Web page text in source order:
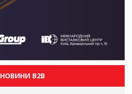
НОВИНИ B2B